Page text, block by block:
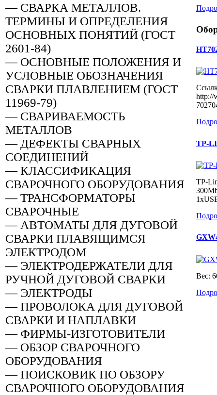
— СВАРКА МЕТАЛЛОВ.
ТЕРМИНЫ И ОПРЕДЕЛЕНИЯ
ОСНОВНЫХ ПОНЯТИЙ (ГОСТ
2601-84)
— ОСНОВНЫЕ ПОЛОЖЕНИЯ И
УСЛОВНЫЕ ОБОЗНАЧЕНИЯ
СВАРКИ ПЛАВЛЕНИЕМ (ГОСТ
11969-79)
— СВАРИВАЕМОСТЬ
МЕТАЛЛОВ
— ДЕФЕКТЫ СВАРНЫХ
СОЕДИНЕНИЙ
— КЛАССИФИКАЦИЯ
СВАРОЧНОГО ОБОРУДОВАНИЯ
— ТРАНСФОРМАТОРЫ
СВАРОЧНЫЕ
— АВТОМАТЫ ДЛЯ ДУГОВОЙ
СВАРКИ ПЛАВЯЩИМСЯ
ЭЛЕКТРОДОМ
— ЭЛЕКТРОДЕРЖАТЕЛИ ДЛЯ
РУЧНОЙ ДУГОВОЙ СВАРКИ
— ЭЛЕКТРОДЫ
— ПРОВОЛОКА ДЛЯ ДУГОВОЙ
СВАРКИ И НАПЛАВКИ
— ФИРМЫ-ИЗГОТОВИТЕЛИ
— ОБЗОР СВАРОЧНОГО
ОБОРУДОВАНИЯ
— ПОИСКОВИК ПО ОБЗОРУ
СВАРОЧНОГО ОБОРУДОВАНИЯ
http://
TP-
TP-
Вес: